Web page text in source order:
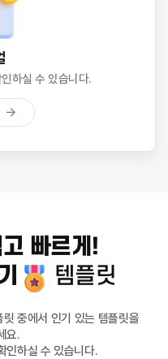
하실 수 있습니다.
빠르게!
템플릿
중에서 인기 있는 템플릿을
요.
인하실 수 있습니다.